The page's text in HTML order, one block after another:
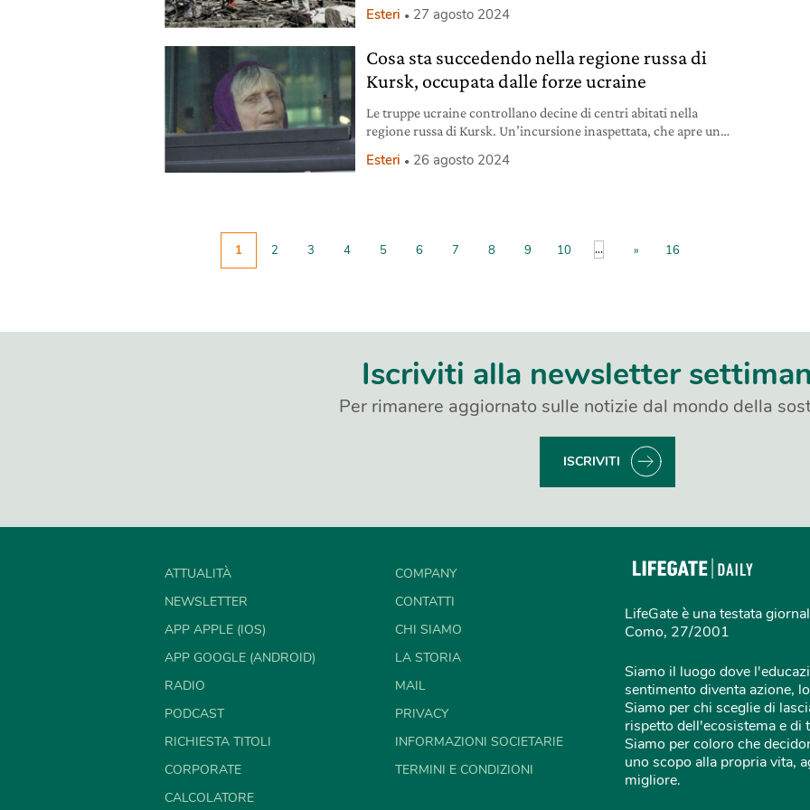
Esteri 27 agosto 2024
Cosa sta succedendo nella regione russa di
Kursk, occupata dalle forze ucraine
Le truppe ucraine controllano decine di centri abitati nella
regione russa di Kursk. Un’incursione inaspettata, che apre un
Esteri 26 agosto 2024
1 2 3 4 5 6 7 8 9 10 ... » 16
Iscriviti alla newsletter
Per rimanere aggiornato sulle notizie dal mondo della
ISCRIVITI
ATTUALITÀ
NEWSLETTER
APP APPLE (IOS)
APP GOOGLE (ANDROID)
RADIO
PODCAST
RICHIESTA TITOLI
CORPORATE
CALCOLATORE
COMPANY
CONTATTI
CHI SIAMO
LA STORIA
MAIL
PRIVACY
INFORMAZIONI SOCIETARIE
TERMINI E CONDIZIONI
LifeGate è una testata
Como, 27/2001
Siamo il luogo dove
sentimento diventa azione,
Siamo per chi sceglie di
rispetto dell'ecosistema e di
Siamo per coloro che
uno scopo alla propria vita,
migliore.